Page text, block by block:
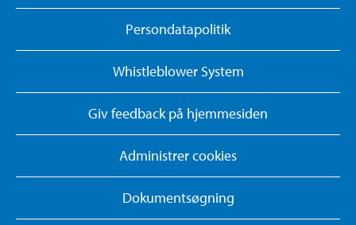
Persondatapolitik
Whistleblower System
Giv feedback på hjemmesiden
Administrer cookies
Dokumentsøgning